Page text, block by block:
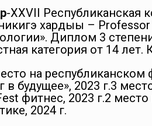
-XXVII Республиканская
хардыы – Professor
Диплом 3
категория от 14
на
будущее», 2023 г.3
фитнес, 2023 г.2
2024 г.